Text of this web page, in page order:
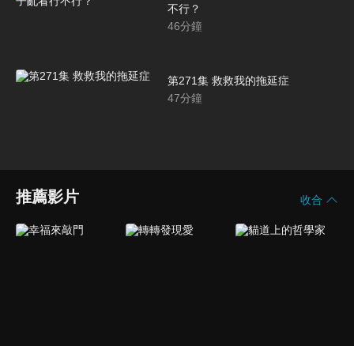
不行？
46分鐘
第271集 救救我的拖延症
47分鐘
推薦影片 收合